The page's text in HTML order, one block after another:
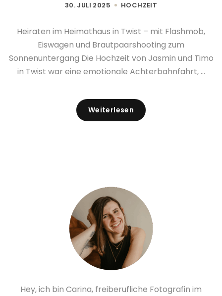
30. JULI 2025 HOCHZEIT
Heiraten im Heimathaus in Twist – mit Flashmob,
Eiswagen und Brautpaarshooting zum
Sonnenuntergang Die Hochzeit von Jasmin und Timo
in Twist war eine emotionale Achterbahnfahrt, ...
Weiterlesen
Hey, ich bin Carina, freiberufliche Fotografin im